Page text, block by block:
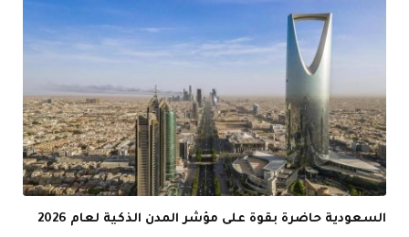
السعودية حاضرة بقوة على مؤشر المدن الذكية لعام 2026